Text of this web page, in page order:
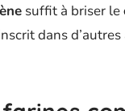
suffit à briser le
dans